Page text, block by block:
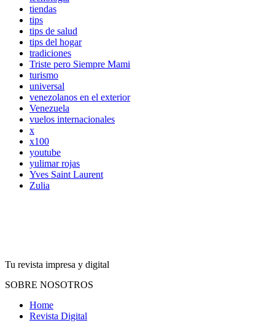
tiendas
tips
tips de salud
tips del hogar
tradiciones
Triste pero Siempre Mami
turismo
universal
venezolanos en el exterior
Venezuela
vuelos internacionales
x
x100
youtube
yulimar rojas
Yves Saint Laurent
Zulia
Tu revista impresa y digital
SOBRE NOSOTROS
Home
Revista Digital